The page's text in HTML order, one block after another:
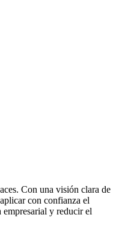
Con una visión clara de
con confianza el
y reducir el